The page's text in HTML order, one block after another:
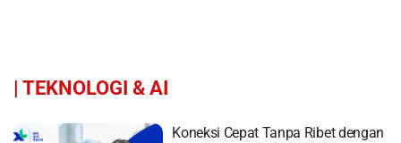
| TEKNOLOGI & AI
Koneksi Cepat Tanpa Ribet dengan